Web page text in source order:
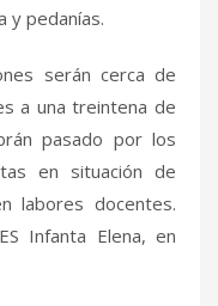
y pedanías.
serán cerca de
a una treintena de
pasado por los
en situación de
labores docentes.
Infanta Elena, en